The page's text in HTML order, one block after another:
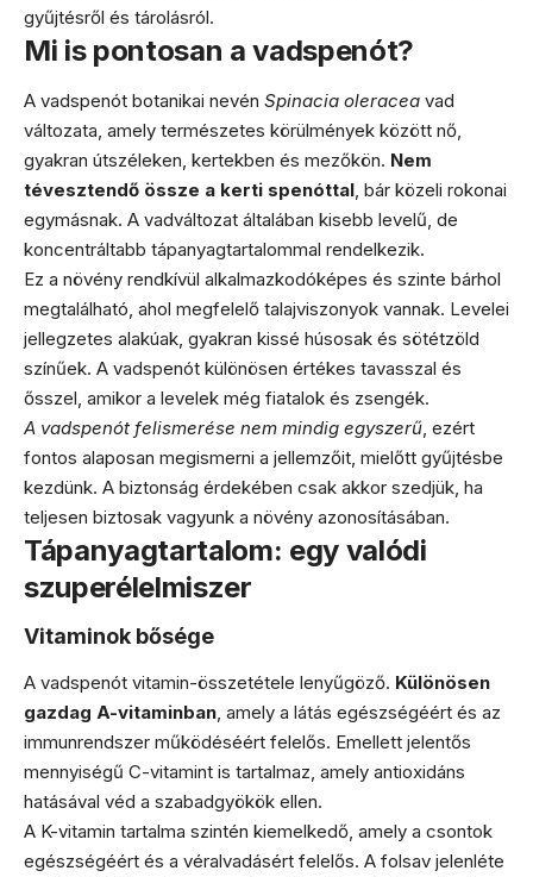
gyűjtésről és tárolásról.
Mi is pontosan a vadspenót?
A vadspenót botanikai nevén Spinacia oleracea vad
változata, amely természetes körülmények között nő,
gyakran útszéleken, kertekben és mezőkön. Nem
tévesztendő össze a kerti spenóttal , bár közeli rokonai
egymásnak. A vadváltozat általában kisebb levelű, de
koncentráltabb tápanyagtartalommal rendelkezik.
Ez a növény rendkívül alkalmazkodóképes és szinte bárhol
megtalálható, ahol megfelelő talajviszonyok vannak. Levelei
jellegzetes alakúak, gyakran kissé húsosak és sötétzöld
színűek. A vadspenót különösen értékes tavasszal és
ősszel, amikor a levelek még fiatalok és zsengék.
A vadspenót felismerése nem mindig egyszerű , ezért
fontos alaposan megismerni a jellemzőit, mielőtt gyűjtésbe
kezdünk. A biztonság érdekében csak akkor szedjük, ha
teljesen biztosak vagyunk a növény azonosításában.
Tápanyagtartalom: egy valódi
szuperélelmiszer
Vitaminok bősége
A vadspenót vitamin-összetétele lenyűgöző. Különösen
gazdag A-vitaminban , amely a látás egészségéért és az
immunrendszer működéséért felelős. Emellett jelentős
mennyiségű C-vitamint is tartalmaz, amely antioxidáns
hatásával véd a szabadgyökök ellen.
A K-vitamin tartalma szintén kiemelkedő, amely a csontok
egészségéért és a véralvadásért felelős. A folsav jelenléte